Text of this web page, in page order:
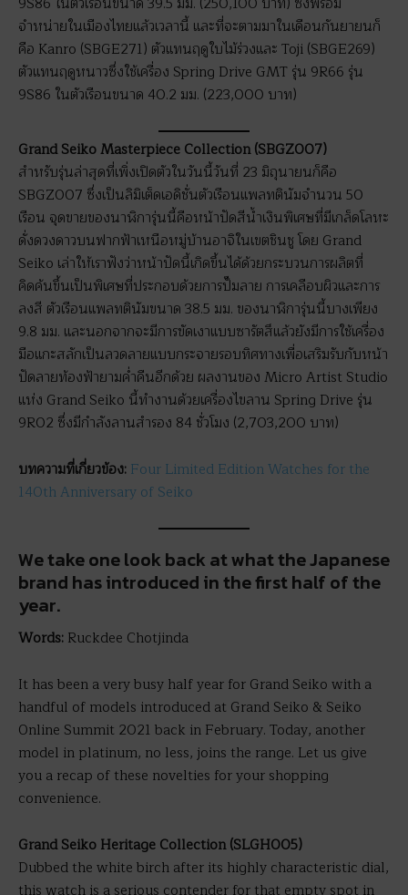
จำหน่ายในเมืองไทยแล้วเวลานี้ และที่จะตามมาในเดือนกันยายนก็
คือ Kanro (SBGE271) ตัวแทนฤดูใบไม้ร่วงและ Toji (SBGE269)
ตัวแทนฤดูหนาวซึ่งใช้เครื่อง Spring Drive GMT รุ่น 9R66 รุ่น
9S86 ในตัวเรือนขนาด 40.2 มม. (223,000 บาท)
Grand Seiko Masterpiece Collection (SBGZ007)
สำหรับรุ่นล่าสุดที่เพิ่งเปิดตัวในวันนี้วันที่ 23 มิถุนายนก็คือ
SBGZ007 ซึ่งเป็นลิมิเต็ดเอดิชั่นตัวเรือนแพลทตินัมจำนวน 50
เรือน จุดขายของนาฬิการุ่นนี้คือหน้าปัดสีน้ำเงินพิเศษที่มีเกล็ดโลหะ
ดั่งดวงดาวบนฟากฟ้าเหนือหมู่บ้านอาจิในเขตชินชู โดย Grand
Seiko เล่าให้เราฟังว่าหน้าปัดนี้เกิดขึ้นได้ด้วยกระบวนการผลิตที่
คิดค้นขึ้นเป็นพิเศษที่ประกอบด้วยการปั๊มลาย การเคลือบผิวและการ
ลงสี ตัวเรือนแพลทตินัมขนาด 38.5 มม. ของนาฬิการุ่นนี้บางเพียง
9.8 มม. และนอกจากจะมีการขัดเงาแบบซารัตสึแล้วยังมีการใช้เครื่อง
มือแกะสลักเป็นลวดลายแบบกระจายรอบทิศทางเพื่อเสริมรับกับหน้า
ปัดลายท้องฟ้ายามค่ำคืนอีกด้วย ผลงานของ Micro Artist Studio
แห่ง Grand Seiko นี้ทำงานด้วยเครื่องไขลาน Spring Drive รุ่น
9R02 ซึ่งมีกำลังลานสำรอง 84 ชั่วโมง (2,703,200 บาท)
บทความที่เกี่ยวข้อง: Four Limited Edition Watches for the
140th Anniversary of Seiko
We take one look back at what the Japanese
brand has introduced in the first half of the
year.
Words: Ruckdee Chotjinda
It has been a very busy half year for Grand Seiko with a
handful of models introduced at Grand Seiko & Seiko
Online Summit 2021 back in February. Today, another
model in platinum, no less, joins the range. Let us give
you a recap of these novelties for your shopping
convenience.
Grand Seiko Heritage Collection (SLGH005)
Dubbed the white birch after its highly characteristic dial,